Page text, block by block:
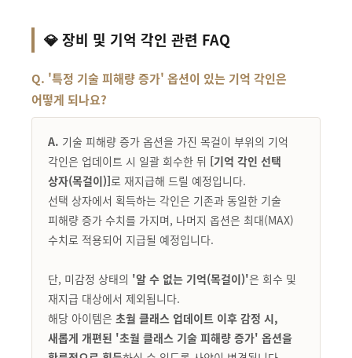
💎 장비 및 기억 각인 관련 FAQ
Q. '특정 기술 피해량 증가' 옵션이 있는 기억 각인은
어떻게 되나요?
A. 기술 피해량 증가 옵션을 가진 목걸이 부위의 기억
각인은 업데이트 시 일괄 회수한 뒤 [기억 각인 선택
상자(목걸이)]로 재지급해 드릴 예정입니다.
선택 상자에서 획득하는 각인은 기존과 동일한 기술
피해량 증가 수치를 가지며, 나머지 옵션은 최대(MAX)
수치로 적용되어 지급될 예정입니다.
단, 미감정 상태의 '알 수 없는 기억(목걸이)'은 회수 및
재지급 대상에서 제외됩니다.
해당 아이템은 초월 클래스 업데이트 이후 감정 시,
새롭게 개편된 '초월 클래스 기술 피해량 증가' 옵션을